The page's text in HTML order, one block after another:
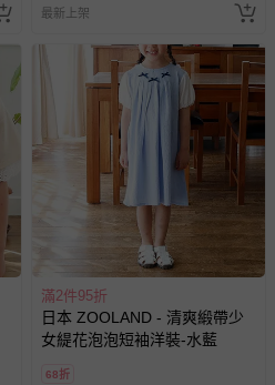
最新上架
滿2件95折
日本 ZOOLAND - 清爽緞帶少
女緹花泡泡短袖洋裝-水藍
68折